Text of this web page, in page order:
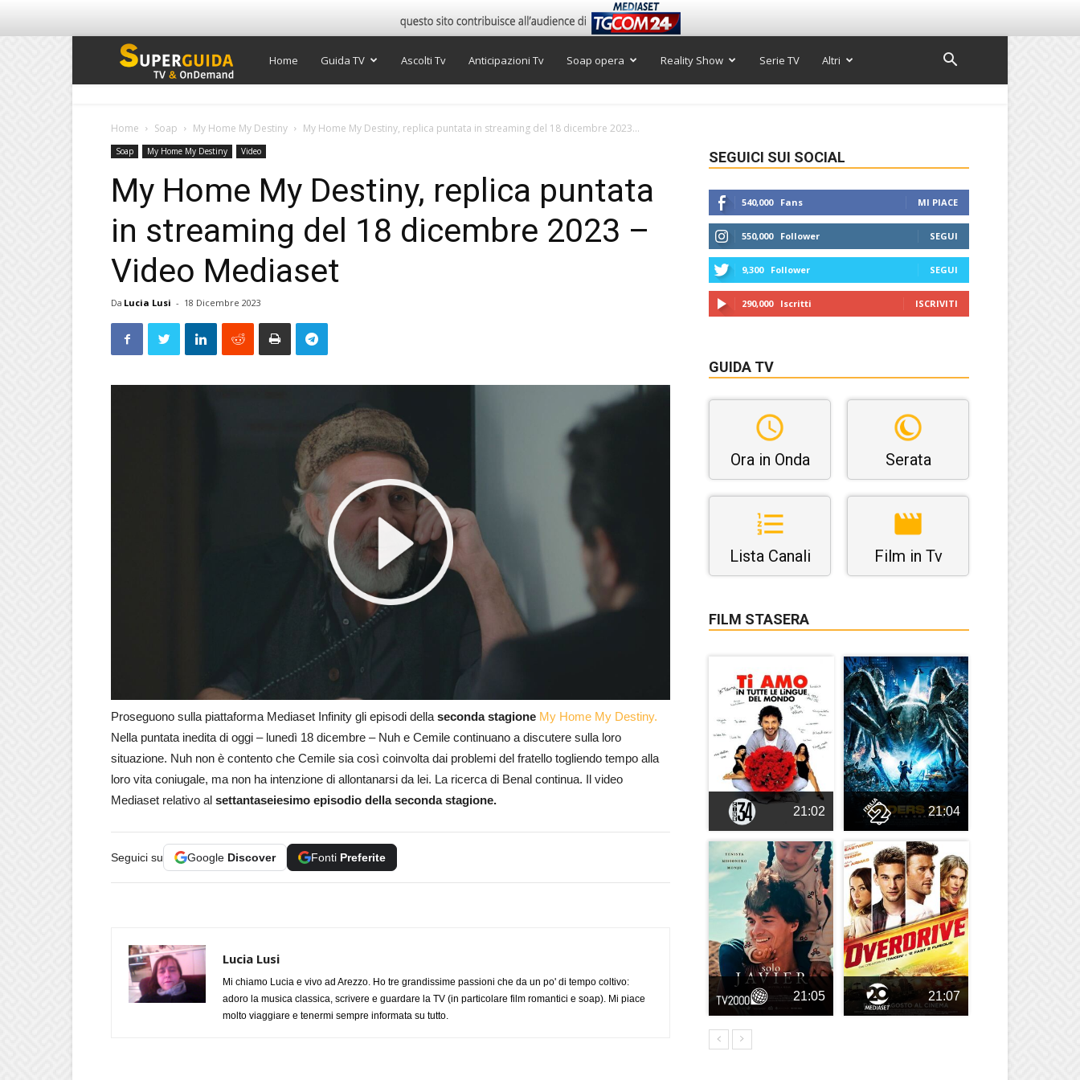
Super
TV
Home Guida TV Ascolti Tv Anticipazioni Tv Soap opera Reality Show Serie TV Altri
Home Soap My Home My Destiny My Home My Destiny, replica puntata in streaming del 18 dicembre 2023...
Soap My Home My Destiny Video
My Home My Destiny, replica puntata
in streaming del 18 dicembre 2023 –
Video Mediaset
Da Lucia Lusi - 18 Dicembre 2023
Proseguono sulla piattaforma Mediaset Infinity gli episodi della seconda stagione My Home My Destiny.
Nella puntata inedita di oggi – lunedì 18 dicembre – Nuh e Cemile continuano a discutere sulla loro
situazione. Nuh non è contento che Cemile sia così coinvolta dai problemi del fratello togliendo tempo alla
loro vita coniugale, ma non ha intenzione di allontanarsi da lei. La ricerca di Benal continua. Il video
Mediaset relativo al settantaseiesimo episodio della seconda stagione.
Seguici su Google Discover Fonti Preferite
Lucia Lusi
Mi chiamo Lucia e vivo ad Arezzo. Ho tre grandissime passioni che da un po' di tempo coltivo:
adoro la musica classica, scrivere e guardare la TV (in particolare film romantici e soap). Mi piace
molto viaggiare e tenermi sempre informata su tutto.
SEGUICI SUI SOCIAL
540,000 Fans MI PIACE
550,000 Follower SEGUI
9,300 Follower SEGUI
290,000 Iscritti ISCRIVITI
GUIDA TV
Ora in Onda Serata
Lista Canali Film in Tv
FILM STASERA
21:02 21:04
21:05 21:07